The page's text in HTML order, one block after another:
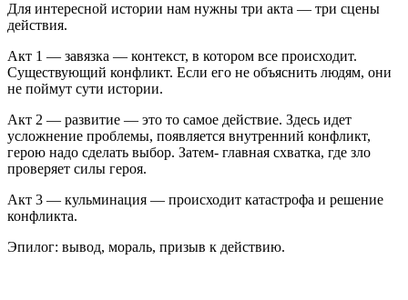
Для интересной истории нам нужны три акта — три сцены
действия.
Акт 1 — завязка — контекст, в котором все происходит.
Существующий конфликт. Если его не объяснить людям, они
не поймут сути истории.
Акт 2 — развитие — это то самое действие. Здесь идет
усложнение проблемы, появляется внутренний конфликт,
герою надо сделать выбор. Затем- главная схватка, где зло
проверяет силы героя.
Акт 3 — кульминация — происходит катастрофа и решение
конфликта.
Эпилог: вывод, мораль, призыв к действию.